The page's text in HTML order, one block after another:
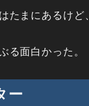
たまにあるけ
る面白かった。
ー